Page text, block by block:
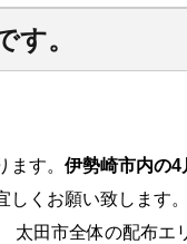
す。
ます。 伊勢崎市内の
しくお願い致します
太田市全体の配布